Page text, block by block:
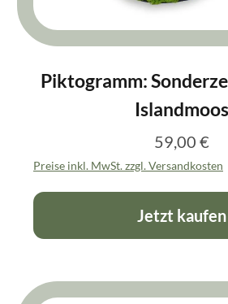
Piktogramm:
Islandmoos
Regulärer Preis:
59,00 €
Preise inkl. MwSt. zzgl. Versandkosten
Jetzt kaufen